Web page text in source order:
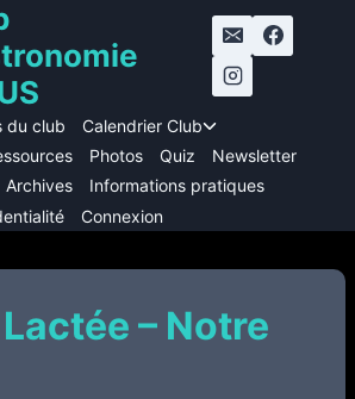
du club Calendrier Club
le
menu
Photos Quiz
Newsletter
Archives
Informations pratiques
Connexion
– Notre